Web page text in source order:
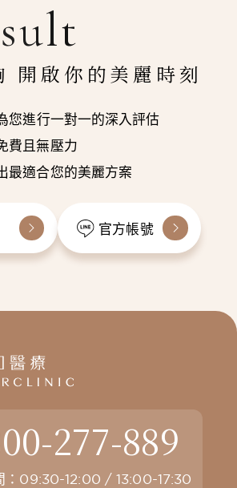
開啟你的美麗時刻
您進行一對一的深入評估
費且無壓力
最適合您的美麗方案
官方帳號
277-889
：09:30-12:00 / 13:00-17:30